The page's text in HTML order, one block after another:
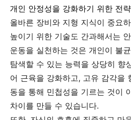
개인 안정성을 강화하기 위한 전략
올바른 장비와 지형 지식이 중요
높이기 위한 기술도 간과해서는
운동을 실천하는 것은 개인이 불
탐색할 수 있는 능력을 상당히 향
어 근육을 강화하고, 고유 감각을
동을 통해 민첩성을 기르는 것이
차이를 만들 수 있습니다.